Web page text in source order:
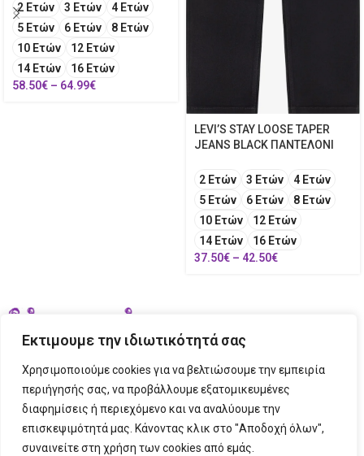
Εκτιμουμε την ιδιωτικότητά σας
Χρησιμοποιούμε cookies για να βελτιώσουμε την εμπειρία
περιήγησής σας, να προβάλλουμε εξατομικευμένες
διαφημίσεις ή περιεχόμενο και να αναλύουμε την
επισκεψιμότητά μας. Κάνοντας κλικ στο "Αποδοχή όλων",
συναινείτε στη χρήση των cookies από εμάς.
2 Ετών 3 Ετών
4 Ετών
5 Ετών
6 Ετών
8 Ετών
10 Ετών
12 Ετών
14 Ετών
16 Ετών
58.50€ – 64.99€
LEVI’S STAY LOOSE TAPER
JEANS BLACK ΠΑΝΤΕΛΟΝΙ
2 Ετών 3 Ετών
4 Ετών
5 Ετών
6 Ετών
8 Ετών
10 Ετών
12 Ετών
14 Ετών
16 Ετών
37.50€ – 42.50€
ΣΤΟΙΧΕΙΑ ΕΠΙΚΟΙΝΩΝΙΑΣ
ΠΛΗΡΟΦΟΡΙΕΣ